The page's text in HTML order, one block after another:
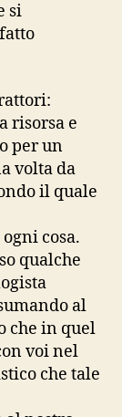
si
risorsa e
per un
volta da
il quale
cosa.
qualche
al
che in quel
voi nel
che tale